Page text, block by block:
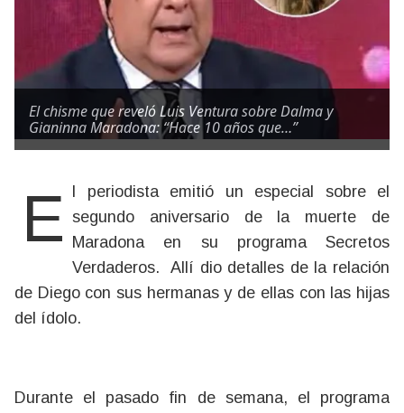
El chisme que reveló Luis Ventura sobre Dalma y
Gianinna Maradona: “Hace 10 años que…”
El periodista emitió un especial sobre el segundo aniversario de la muerte de
Maradona en su programa Secretos
Verdaderos. Allí dio detalles de la relación
de Diego con sus hermanas y de ellas con las hijas
del ídolo.
Durante el pasado fin de semana, el programa